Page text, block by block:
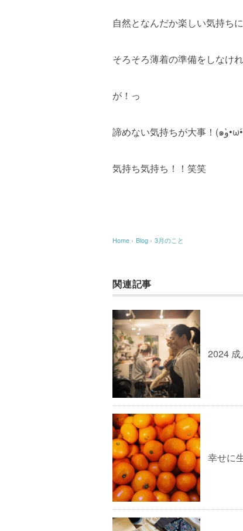
自然となんだか楽しい気持ちに
そろそろ薄着の準備をしなけ
が！っ
気持ち気持ち！！笑笑
Home › Blog › 3月のこと
関連記事
2024
幸せに